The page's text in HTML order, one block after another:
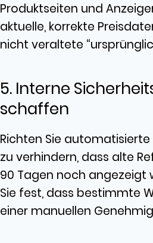
Produktseiten und
aktuelle, korrekte
nicht veraltete
5. Interne
schaffen
Richten Sie
zu verhindern, dass alte
90 Tagen noch angezeigt
Sie fest, dass bestimmte
einer manuellen